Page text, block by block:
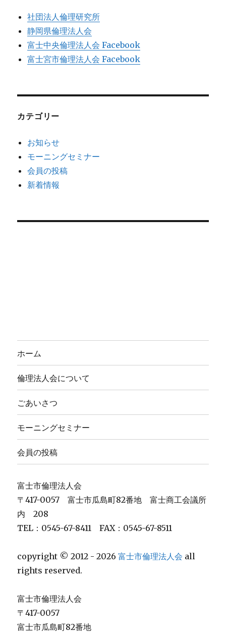
ョ
ン
社団法人倫理研究所
静岡県倫理法人会
富士中央倫理法人会 Facebook
富士宮市倫理法人会 Facebook
カテゴリー
お知らせ
モーニングセミナー
会員の投稿
新着情報
ホーム
倫理法人会について
ごあいさつ
モーニングセミナー
会員の投稿
富士市倫理法人会
〒417-0057 富士市瓜島町82番地 富士商工会議所
内 208
TEL：0545-67-8411 FAX：0545-67-8511
copyright © 2012 - 2026富士市倫理法人会 all
rights reserved.
富士市倫理法人会
〒417-0057
富士市瓜島町82番地